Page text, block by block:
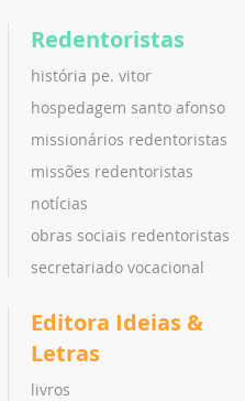
Redentoristas
história pe. vitor
hospedagem santo afonso
missionários redentoristas
missões redentoristas
notícias
obras sociais redentoristas
secretariado vocacional
Editora Ideias &
Letras
livros